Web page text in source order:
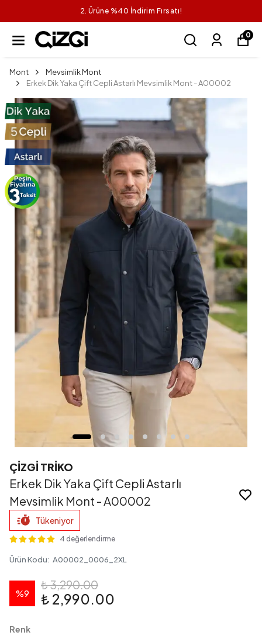
2. Ürüne %40 İndirim Fırsatı!
0
Mont
Mevsimlik Mont
Erkek Dik Yaka Çift Cepli Astarlı Mevsimlik Mont - A00002
ÇİZGİ TRİKO
Erkek Dik Yaka Çift Cepli Astarlı
Mevsimlik Mont - A00002
Tükeniyor
4 değerlendirme
Ürün Kodu: A00002_0006_2XL
%9
₺ 3,290.00
₺ 2,990.00
Renk